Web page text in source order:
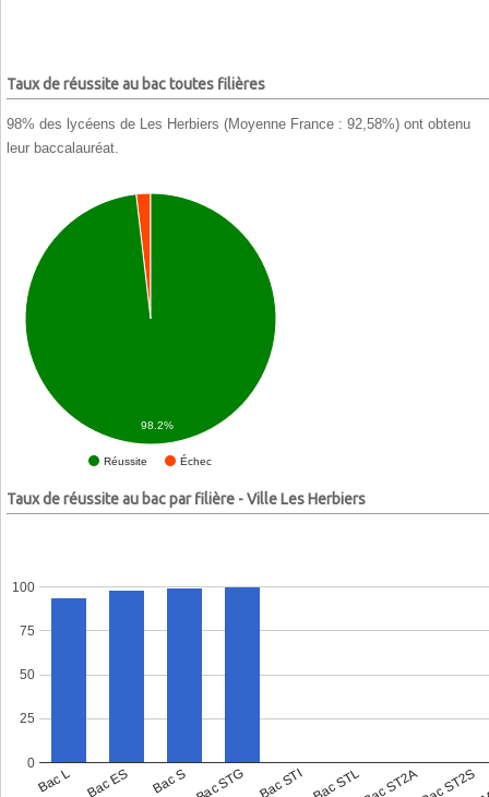
Taux de réussite au bac toutes filières
98% des lycéens de Les Herbiers (Moyenne France : 92,58%) ont obtenu
leur baccalauréat.
Réussite Échec
98.2%
Taux de réussite au bac par filière - Ville Les Herbiers
Bac L Bac ES Bac S Bac STG Bac STI Bac STLBac ST2ABac ST2S
0
25
50
75
100